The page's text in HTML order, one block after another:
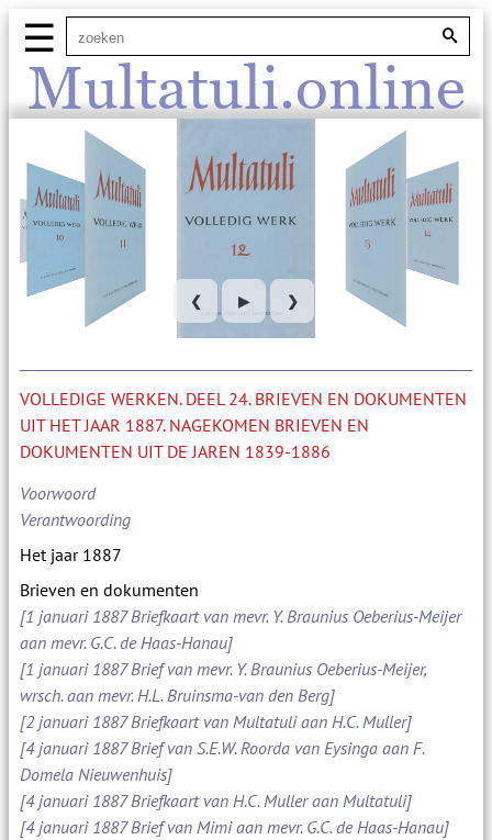
Multatuli.online
☰
❮ ▶ ❯
VOLLEDIGE WERKEN. DEEL 24. BRIEVEN EN DOKUMENTEN
UIT HET JAAR 1887. NAGEKOMEN BRIEVEN EN
DOKUMENTEN UIT DE JAREN 1839-1886
Voorwoord
Verantwoording
Het jaar 1887
Brieven en dokumenten
[1 januari 1887 Briefkaart van mevr. Y. Braunius Oeberius-Meijer
aan mevr. G.C. de Haas-Hanau]
[1 januari 1887 Brief van mevr. Y. Braunius Oeberius-Meijer,
wrsch. aan mevr. H.L. Bruinsma-van den Berg]
[2 januari 1887 Briefkaart van Multatuli aan H.C. Muller]
[4 januari 1887 Brief van S.E.W. Roorda van Eysinga aan F.
Domela Nieuwenhuis]
[4 januari 1887 Briefkaart van H.C. Muller aan Multatuli]
[4 januari 1887 Brief van Mimi aan mevr. G.C. de Haas-Hanau]